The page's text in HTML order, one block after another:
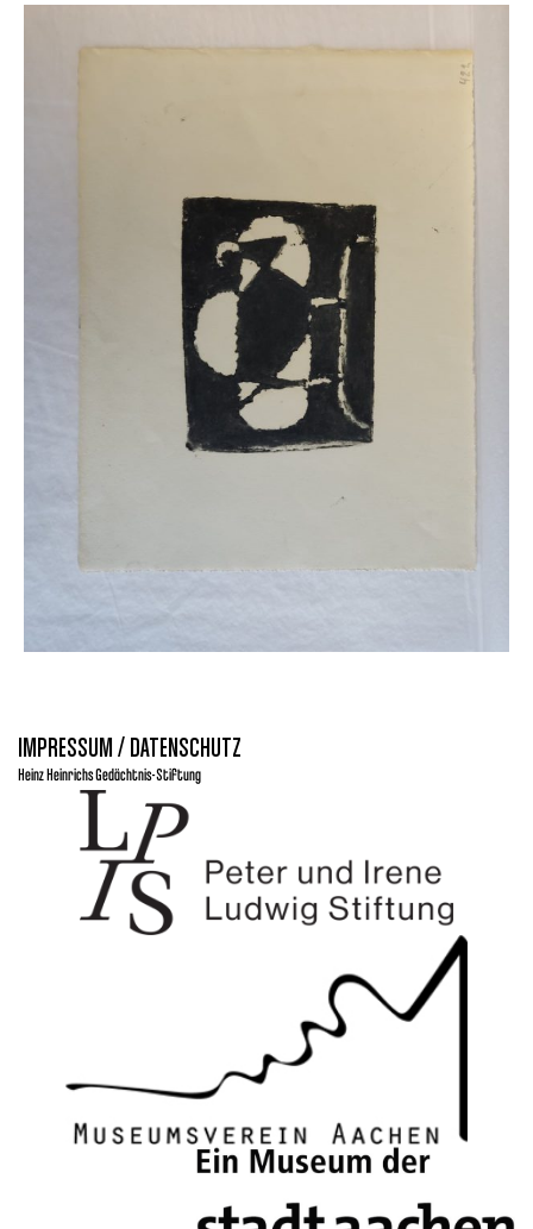
IMPRESSUM / DATENSCHUTZ
Heinz Heinrichs Gedächtnis-Stiftung